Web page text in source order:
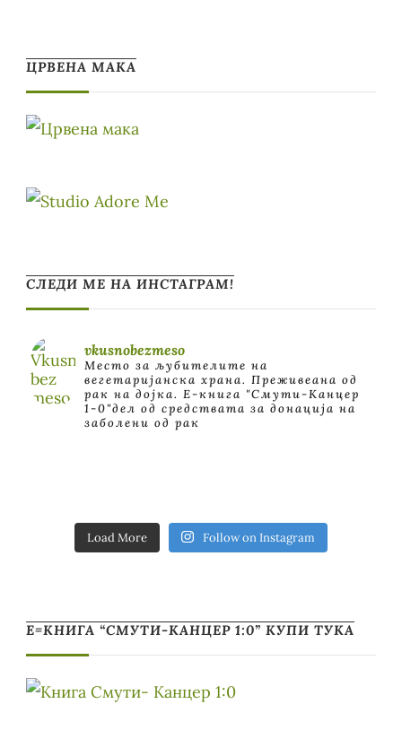
ЦРВЕНА МАКА
СЛЕДИ МЕ НА ИНСТАГРАМ!
vkusnobezmeso
Место за љубителите на
вегетаријанска храна. Преживеана од
рак на дојка. E-книга "Смути-Канцер
1-0"дел од средствата за донација на
заболени од рак
Load More Follow on Instagram
Е=КНИГА “СМУТИ-КАНЦЕР 1:0” КУПИ ТУКА